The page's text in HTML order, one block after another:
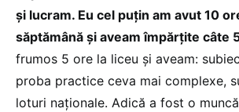
și lucram. Eu cel puțin am avut 10
săptămână și aveam împărțite câte
frumos 5 ore la liceu și aveam:
proba practice ceva mai complexe,
loturi naționale. Adică a fost o